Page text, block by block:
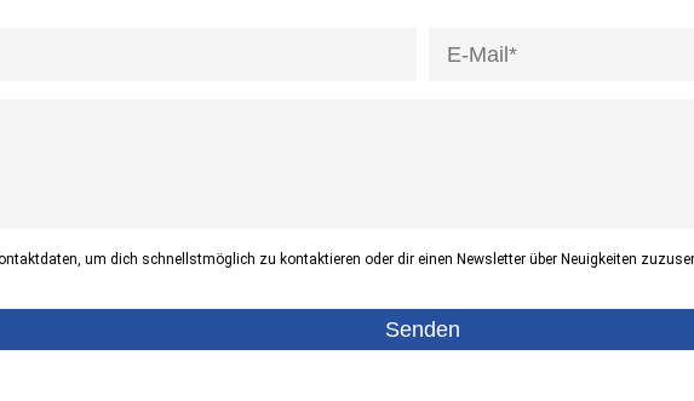
um dich schnellstmöglich zu kontaktieren oder dir einen Newsletter über Neuigkeiten